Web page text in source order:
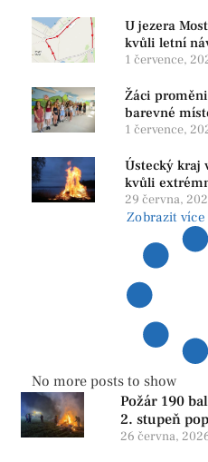
U jezera
kvůli letní
1 července,
Žáci
barevné
1 července,
Ústecký kraj
kvůli
ohňů i
29 června,
Zobrazit
No more posts to show
Požár 190
2. stupeň
26 června,